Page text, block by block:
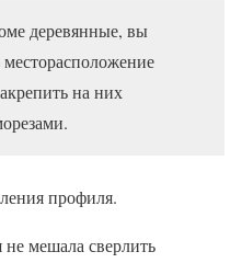
деревянные, вы
на них
профиля.
мешала сверлить